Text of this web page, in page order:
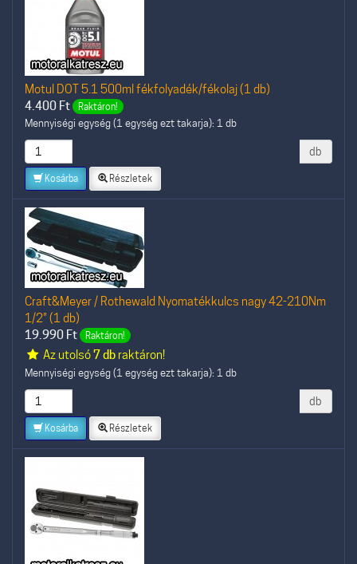
Motul DOT 5.1 500ml fékfolyadék/fékolaj (1 db)
4.400 Ft Raktáron!
Mennyiségi egység (1 egység ezt takarja): 1 db
db
Kosárba Részletek
Craft&Meyer / Rothewald Nyomatékkulcs nagy 42-210Nm
1/2" (1 db)
19.990 Ft Raktáron!
Az utolsó7 dbraktáron!
Mennyiségi egység (1 egység ezt takarja): 1 db
db
Kosárba Részletek